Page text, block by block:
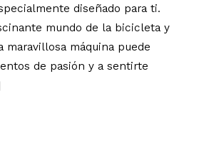
diseñado para ti.
mundo de la bicicleta y
maravillosa máquina puede
de pasión y a sentirte